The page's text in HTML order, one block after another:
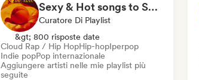
Sexy & Hot songs to Set the Mood 🥀 🥵
Curatore Di Playlist
&gt; 800 risposte date
Cloud Rap / Hip HopHip-hopIperpop
Indie popPop internazionale
Aggiungere artisti nelle mie playlist più
seguite